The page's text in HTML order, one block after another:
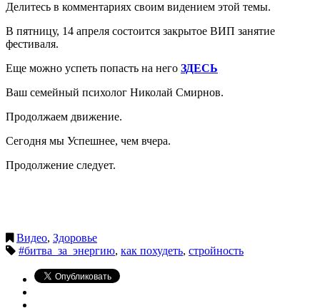
Делитесь в комментариях своим видением этой темы.
В пятницу, 14 апреля состоится закрытое ВИП занятие
фестиваля.
Еще можно успеть попасть на него ЗДЕСЬ
Ваш семейный психолог Николай Смирнов.
Продолжаем движение.
Сегодня мы Успешнее, чем вчера.
Продолжение следует.
Видео, Здоровье
#битва_за_энергию, как похудеть, стройность